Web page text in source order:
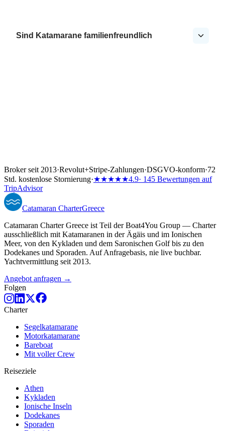
Sind Katamarane familienfreundlich
Broker seit 2013·Revolut+Stripe-Zahlungen·DSGVO-konform·72
Std. kostenlose Stornierung·★★★★★4.9· 145 Bewertungen auf
TripAdvisor
Catamaran CharterGreece
Catamaran Charter Greece ist Teil der Boat4You Group — Charter
ausschließlich mit Katamaranen in der Ägäis und im Ionischen
Meer, von den Kykladen und dem Saronischen Golf bis zu den
Dodekanes und Sporaden. Auf Anfragebasis, nie live buchbar.
Yachtvermittlung seit 2013.
Angebot anfragen →
Folgen
Charter
Segelkatamarane
Motorkatamarane
Bareboat
Mit voller Crew
Reiseziele
Athen
Kykladen
Ionische Inseln
Dodekanes
Sporaden